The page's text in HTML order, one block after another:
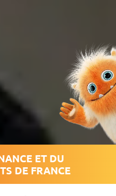
ET DU
DE FRANCE